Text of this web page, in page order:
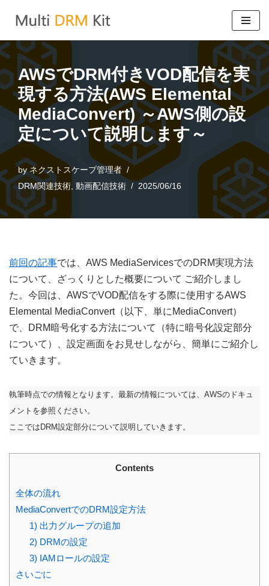
ン
ン
ツ
へ
キ
ッ
プ
AWSでDRM付きVOD配信を実
現する方法(AWS Elemental
MediaConvert) ～AWS側の設
定について説明します～
byネクストスケープ管理者
DRM関連技術 動画配信技術 2025/06/16
前回の記事では、AWS MediaServicesでのDRM実現方法
について、ざっくりとした概要について ご紹介しまし
た。今回は、AWSでVOD配信をする際に使用するAWS
Elemental MediaConvert（以下、単にMediaConvert）
で、DRM暗号化する方法について（特に暗号化設定部分
について）、設定画面をお見せしながら、簡単にご紹介し
ていきます。
執筆時点での情報となります。最新の情報については、AWSのドキュ
メントを参照ください。
ここではDRM設定部分について説明していきます。
Contents
全体の流れ
MediaConvertでのDRM設定方法
1) 出力グループの追加
2) DRMの設定
3) IAMロールの設定
さいごに